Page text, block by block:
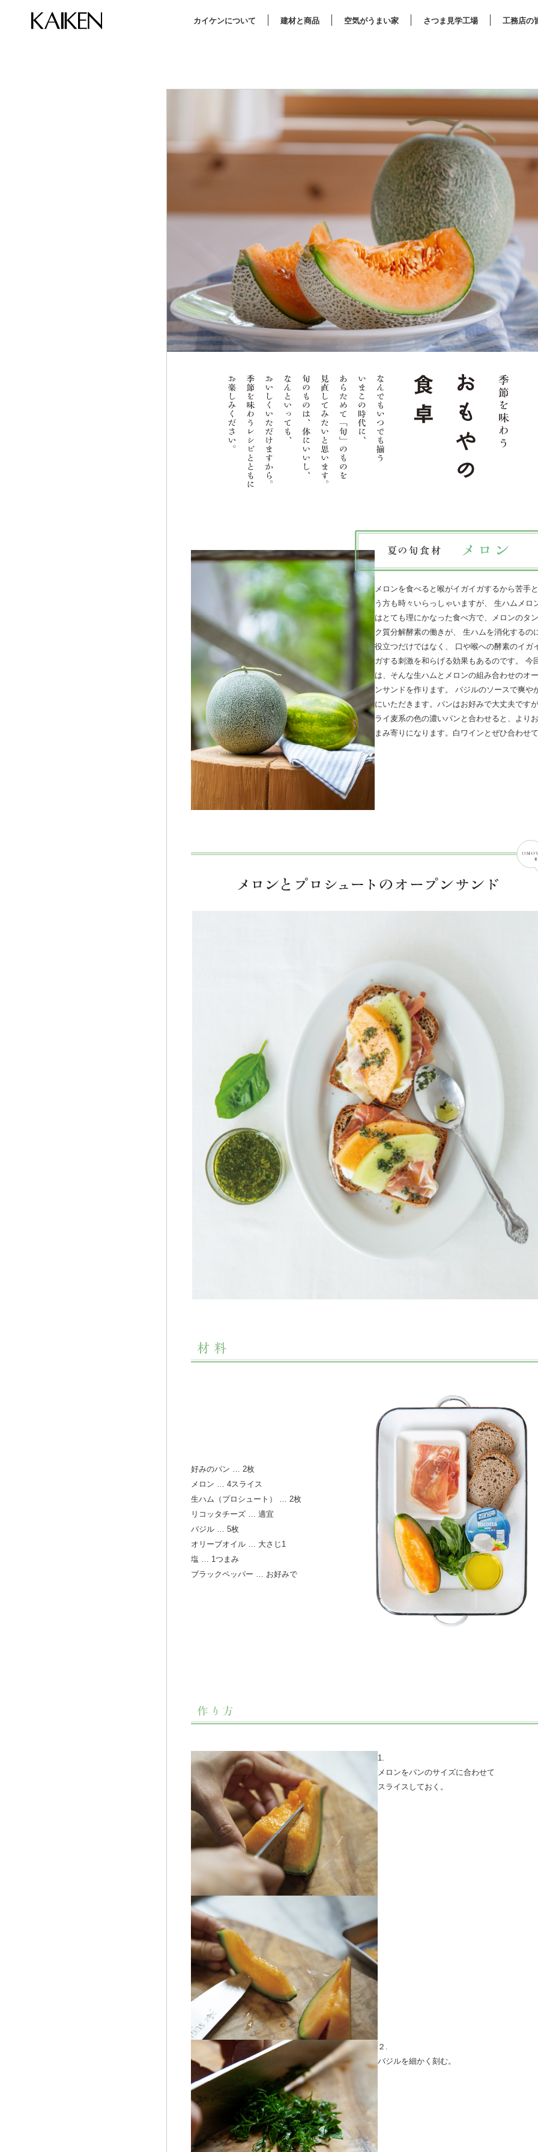
カイケンについて 建材と商品 空気がうまい家 さつま見学工場 工務店の
メロンを食べると喉がイガイガするから苦手
う方も時々いらっしゃいますが、 生ハムメロ
はとても理にかなった食べ方で、メロンのタ
ク質分解酵素の働きが、 生ハムを消化するの
役立つだけではなく、 口や喉への酵素のイガ
ガする刺激を和らげる効果もあるのです。 今
は、そんな生ハムとメロンの組み合わせのオ
ンサンドを作ります。 バジルのソースで爽や
にいただきます。パンはお好みで大丈夫ですが
ライ麦系の色の濃いパンと合わせると、より
まみ寄りになります。白ワインとぜひ合わせて
好みのパン … 2枚
メロン … 4スライス
生ハム（プロシュート） … 2枚
リコッタチーズ … 適宜
バジル … 5枚
オリーブオイル … 大さじ1
塩 … 1つまみ
ブラックペッパー … お好みで
1.
メロンをパンのサイズに合わせて
スライスしておく。
２.
バジルを細かく刻む。